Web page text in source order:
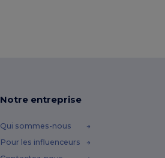
Notre entreprise
Qui sommes-nous
Pour les influenceurs